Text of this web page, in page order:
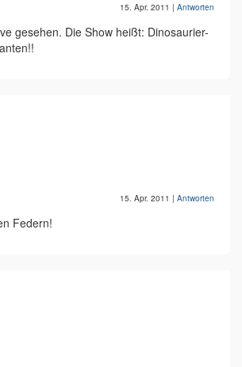
15. Apr. 2011 | Antworten
gesehen. Die Show heißt: Dinosaurier-
15. Apr. 2011 | Antworten
Federn!